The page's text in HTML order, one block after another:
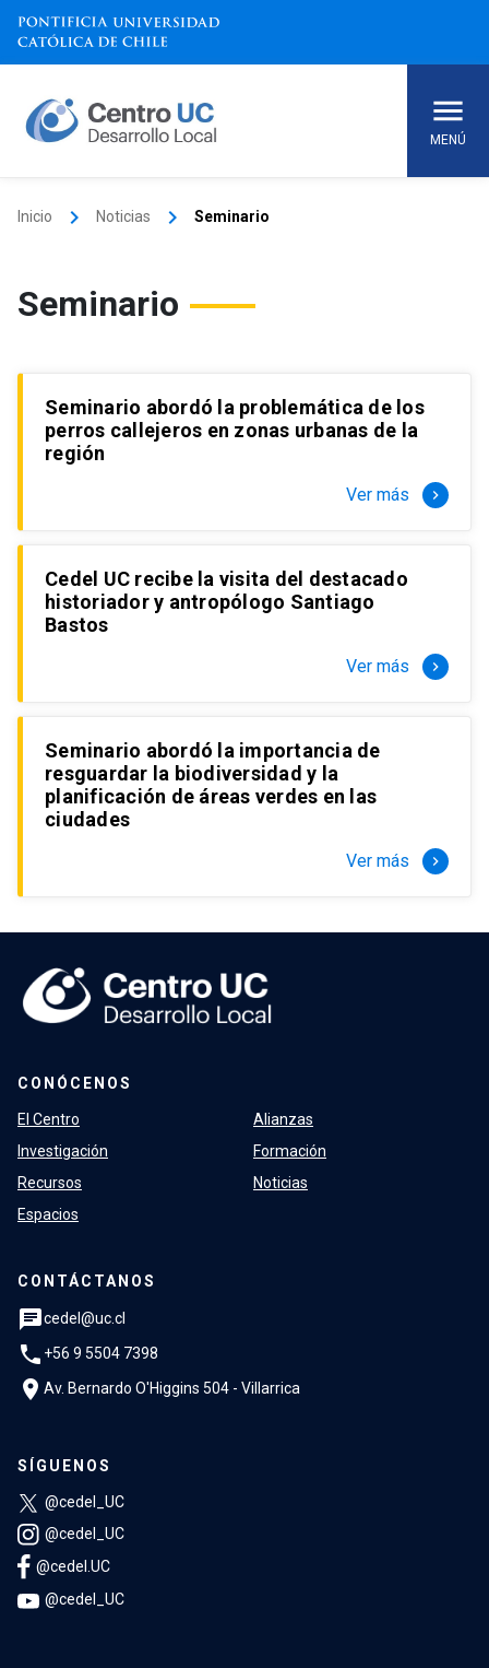
Skip
content
MENÚ
Inicio keyboard_arrow_right Noticias keyboard_arrow_right Seminario
Seminario
Seminario abordó la problemática de los
perros callejeros en zonas urbanas de la
región
Ver más keyboard_arrow_right
Cedel UC recibe la visita del destacado
historiador y antropólogo Santiago
Bastos
Ver más keyboard_arrow_right
Seminario abordó la importancia de
resguardar la biodiversidad y la
planificación de áreas verdes en las
ciudades
Ver más keyboard_arrow_right
CONÓCENOS
El Centro
Investigación
Recursos
Espacios
Alianzas
Formación
Noticias
CONTÁCTANOS
chatcedel@uc.cl
phone +56 9 5504 7398
location_on Av. Bernardo O'Higgins 504 - Villarrica
SÍGUENOS
@cedel_UC
@cedel_UC
@cedel.UC
@cedel_UC